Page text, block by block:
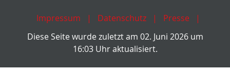
Impressum Datenschutz
Presse
Diese Seite wurde zuletzt am 02. Juni 2026 um
16:03 Uhr aktualisiert.